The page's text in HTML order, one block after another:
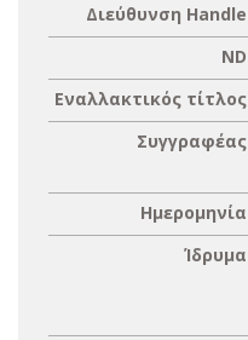
Διεύθυνση Handle
ND
Εναλλακτικός τίτλος
Συγγραφέας
Ημερομηνία
Ίδρυμα